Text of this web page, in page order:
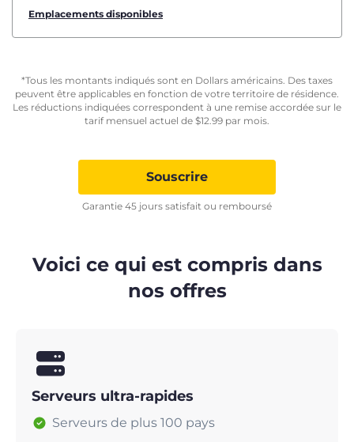
Emplacements disponibles
*Tous les montants indiqués sont en Dollars américains. Des taxes
peuvent être applicables en fonction de votre territoire de résidence.
Les réductions indiquées correspondent à une remise accordée sur le
tarif mensuel actuel de $12.99 par mois.
Souscrire
Garantie 45 jours satisfait ou remboursé
Voici ce qui est compris dans
nos offres
Serveurs ultra-rapides
Serveurs de plus 100 pays